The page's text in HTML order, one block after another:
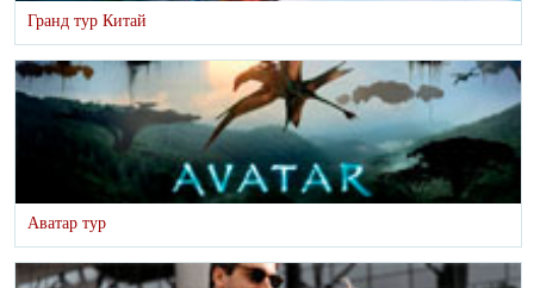
Гранд тур Китай
Аватар тур